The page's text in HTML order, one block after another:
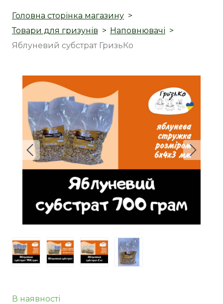
Головна сторінка магазину
Товари для гризунів
Наповнювачі
Яблуневий субстрат ГризьКо
В наявності